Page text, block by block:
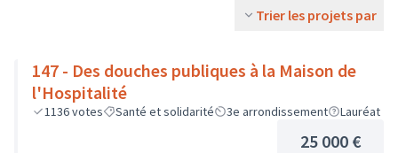
Trier les projets par
147 - Des douches publiques à la Maison de
l'Hospitalité
1136votes Santé et solidarité 3e arrondissement Lauréat
25 000 €